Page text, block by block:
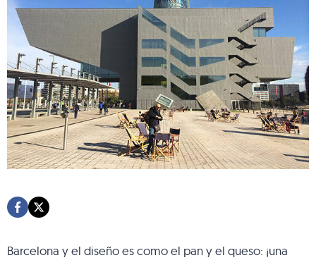
Barcelona y el diseño es como el pan y el queso: ¡una